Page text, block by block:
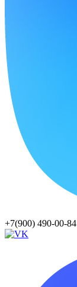
+7(900) 490-00-84